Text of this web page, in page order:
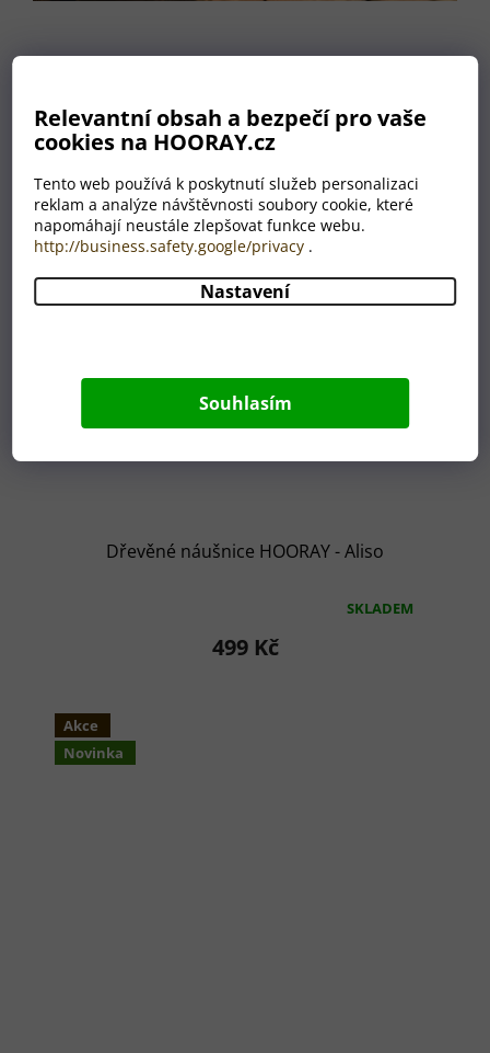
Relevantní obsah a bezpečí pro vaše
cookies na HOORAY.cz
Tento web používá k poskytnutí služeb personalizaci
reklam a analýze návštěvnosti soubory cookie, které
napomáhají neustále zlepšovat funkce webu.
http://business.safety.google/privacy .
Nastavení
Souhlasím
Novinka
Dřevěné náušnice HOORAY - Aliso
z
5
hvězdiček.
SKLADEM
499 Kč
Akce
Novinka